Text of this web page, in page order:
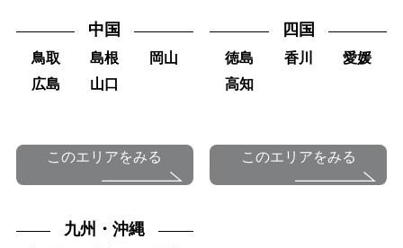
中国
鳥取 島根
岡山
広島
山口
このエリアをみる
四国
徳島 香川
愛媛
高知
このエリアをみる
九州・沖縄